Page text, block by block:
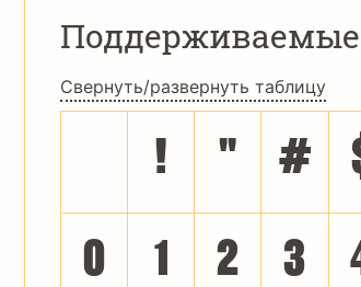
Свернуть/развернуть таблицу
! " #
0 1 2 3